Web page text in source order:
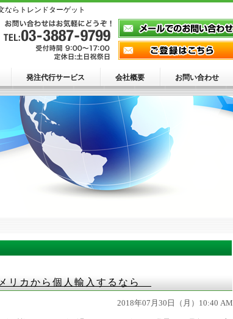
らトレンドターゲット
発注代行サービス 会社概要 お問い合わせ
リカから個人輸入するなら
2018年07月30日（月）10:40 AM